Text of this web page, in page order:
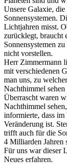
Unsere Galaxie,
Sonnensystemen.
Lichtjahren misst.
zurücklegt, braucht
Sonnensystemen
nicht vorstellen.
Herr Zimmermann
mit verschiedenen
man uns, zu
Nachthimmel sehen
Überrascht waren
Nachthimmel
informierte, dass
Veränderung ist.
trifft auch für die
4 Milliarden Jahren
Für uns war dieser
Neues erfahren.